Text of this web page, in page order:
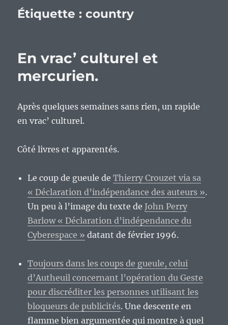
Étiquette :country
En vrac’ culturel et
mercurien.
Après quelques semaines sans rien, un rapide
en vrac’ culturel.
Côté livres et apparentés.
Le coup de gueule deThierry Crouzet via sa
« Déclaration d’indépendance des auteurs ».
Un peu à l’image du texte de John Perry
Barlow « Déclaration d’indépendance du
Cyberespace » datant de février 1996.
Toujours dans les coups de gueule, celui
d’Autheuil concernant l’opération du Geste
pour discréditer les personnes utilisant les
bloqueurs de publicités. Une descente en
flamme bien argumentée qui montre à quel